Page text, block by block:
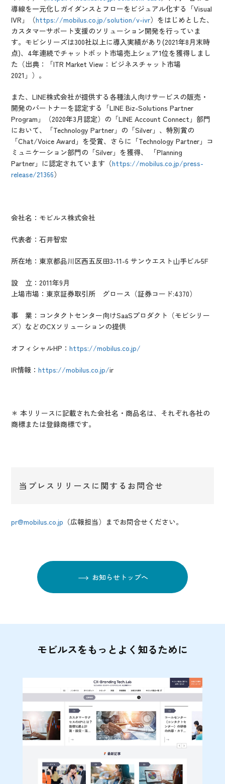
導線を一元化しガイダンスとフローをビジュアル化する「Visual
IVR」（https://mobilus.co.jp/solution/v-ivr）をはじめとした、
カスタマーサポート支援のソリューション開発を行っていま
す。モビシリーズは300社以上に導入実績があり(2021年8月末時
点)、4年連続でチャットボット市場売上シェア1位を獲得しまし
た（出典：「ITR Market View：ビジネスチャット市場
2021」）。
また、LINE株式会社が提供する各種法人向けサービスの販売・
開発のパートナーを認定する「LINE Biz-Solutions Partner
Program」（2020年3月認定）の「LINE Account Connect」部門
において、「Technology Partner」の「Silver」、特別賞の
「Chat/Voice Award」を受賞、さらに「Technology Partner」コ
ミュニケーション部門の「Silver」を獲得、 「Planning
Partner」に認定されています（https://mobilus.co.jp/press-
release/21366）
会社名：モビルス株式会社
代表者：石井智宏
所在地：東京都品川区西五反田3-11-6 サンウエスト山手ビル5F
設 立：2011年9月
上場市場：東京証券取引所 グロース（証券コード:4370）
事 業：コンタクトセンター向けSaaSプロダクト（モビシリー
ズ）などのCXソリューションの提供
オフィシャルHP：https://mobilus.co.jp/
IR情報：https://mobilus.co.jp/ir
＊ 本リリースに記載された会社名・商品名は、それぞれ各社の
商標または登録商標です。
当プレスリリースに関するお問合せ
pr@mobilus.co.jp （広報担当）までお問合せください。
お知らせトップへ
モビルスをもっとよく知るために